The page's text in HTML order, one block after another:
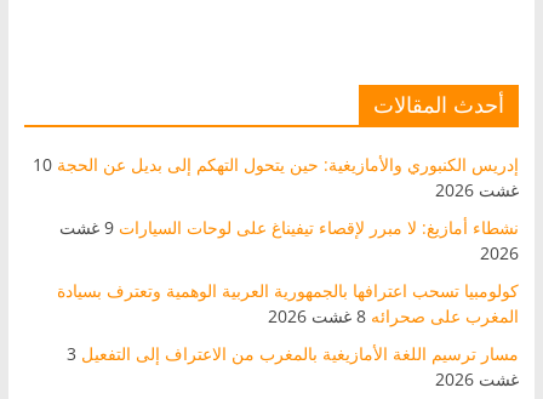
أحدث المقالات
إدريس الكنبوري والأمازيغية: حين يتحول التهكم إلى بديل عن الحجة 10
غشت 2026
نشطاء أمازيغ: لا مبرر لإقصاء تيفيناغ على لوحات السيارات
9 غشت
2026
كولومبيا تسحب اعترافها بالجمهورية العربية الوهمية وتعترف بسيادة
المغرب على صحرائه 8 غشت 2026
مسار ترسيم اللغة الأمازيغية بالمغرب من الاعتراف إلى التفعيل 3
غشت 2026